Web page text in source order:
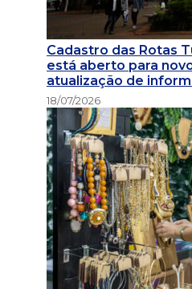
Cadastro das Rotas
está aberto para
atualização de
18/07/2026